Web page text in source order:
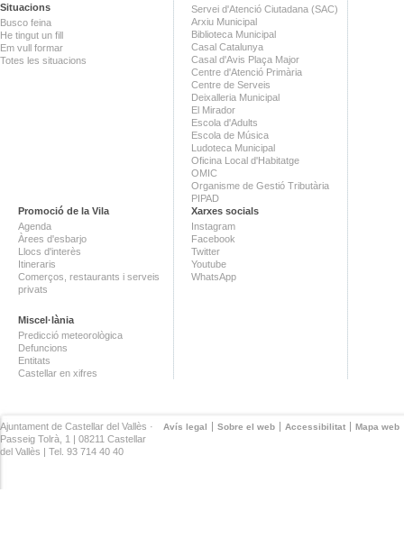
Situacions
Busco feina
He tingut un fill
Em vull formar
Totes les situacions
Servei d'Atenció Ciutadana (SAC)
Arxiu Municipal
Biblioteca Municipal
Casal Catalunya
Casal d'Avis Plaça Major
Centre d'Atenció Primària
Centre de Serveis
Deixalleria Municipal
El Mirador
Escola d'Adults
Escola de Música
Ludoteca Municipal
Oficina Local d'Habitatge
OMIC
Organisme de Gestió Tributària
PIPAD
Promoció de la Vila
Agenda
Àrees d'esbarjo
Llocs d'interès
Itineraris
Comerços, restaurants i serveis
privats
Miscel·lània
Predicció meteorològica
Defuncions
Entitats
Castellar en xifres
Xarxes socials
Instagram
Facebook
Twitter
Youtube
WhatsApp
Avís legal Sobre el web Accessibilitat Mapa web
Ajuntament de Castellar del Vallès ·
Passeig Tolrà, 1 | 08211 Castellar
del Vallès | Tel. 93 714 40 40